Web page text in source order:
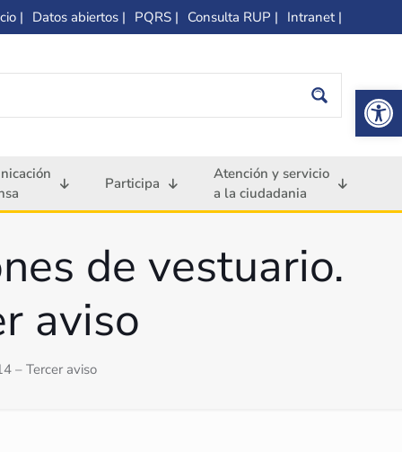
| Datos abiertos | PQRS | Consulta RUP | Intranet |
Participa
Atención y servicio
a la ciudadania
de vestuario.
aviso
– Tercer aviso